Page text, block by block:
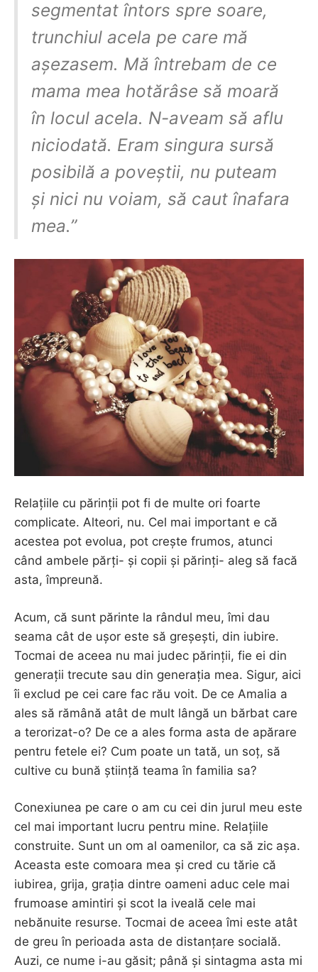
segmentat întors spre soare,
trunchiul acela pe care mă
așezasem. Mă întrebam de ce
mama mea hotărâse să moară
în locul acela. N-aveam să aflu
niciodată. Eram singura sursă
posibilă a poveștii, nu puteam
și nici nu voiam, să caut înafara
mea.”
Relațiile cu părinții pot fi de multe ori foarte
complicate. Alteori, nu. Cel mai important e că
acestea pot evolua, pot crește frumos, atunci
când ambele părți- și copii și părinți- aleg să facă
asta, împreună.
Acum, că sunt părinte la rândul meu, îmi dau
seama cât de ușor este să greșești, din iubire.
Tocmai de aceea nu mai judec părinții, fie ei din
generații trecute sau din generația mea. Sigur, aici
îi exclud pe cei care fac rău voit. De ce Amalia a
ales să rămână atât de mult lângă un bărbat care
a terorizat-o? De ce a ales forma asta de apărare
pentru fetele ei? Cum poate un tată, un soț, să
cultive cu bună știință teama în familia sa?
Conexiunea pe care o am cu cei din jurul meu este
cel mai important lucru pentru mine. Relațiile
construite. Sunt un om al oamenilor, ca să zic așa.
Aceasta este comoara mea și cred cu tărie că
iubirea, grija, grația dintre oameni aduc cele mai
frumoase amintiri și scot la iveală cele mai
nebănuite resurse. Tocmai de aceea îmi este atât
de greu în perioada asta de distanțare socială.
Auzi, ce nume i-au găsit; până și sintagma asta mi